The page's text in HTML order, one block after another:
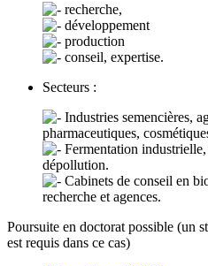
recherche,
développement
production
conseil, expertise.
Secteurs :
Industries semencières,
pharmaceutiques,
Fermentation
dépollution.
Cabinets de conseil en
recherche et agences.
Poursuite en doctorat possible (un
est requis dans ce cas)